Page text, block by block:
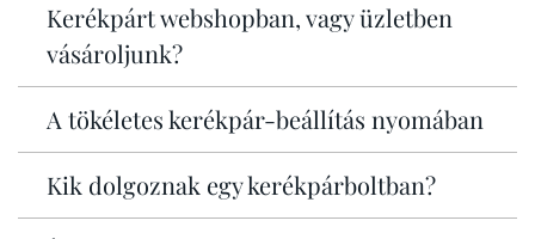
Kerékpárt webshopban, vagy üzletben
vásároljunk?
A tökéletes kerékpár-beállítás nyomában
Kik dolgoznak egy kerékpárboltban?